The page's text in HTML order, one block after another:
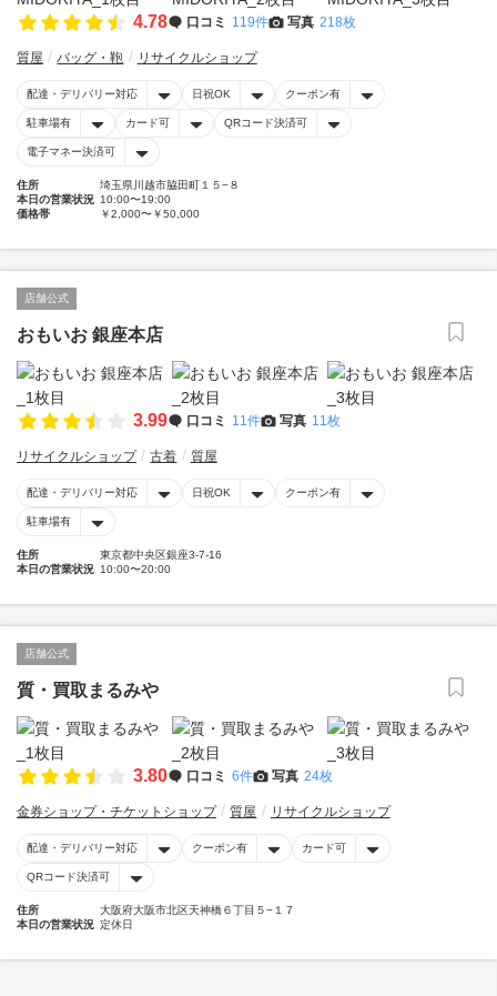
4.78 口コミ 119件 写真 218枚
質屋 バッグ・鞄 リサイクルショップ
配達・デリバリー対応 日祝OK クーポン有
駐車場有 カード可 QRコード決済可
電子マネー決済可
住所
埼玉県川越市脇田町１５−８
本日の営業状況 10:00〜19:00
価格帯
￥2,000〜￥50,000
店舗公式
おもいお 銀座本店
3.99 口コミ 11件 写真 11枚
リサイクルショップ 古着 質屋
配達・デリバリー対応 日祝OK クーポン有
駐車場有
住所
東京都中央区銀座3-7-16
本日の営業状況 10:00〜20:00
店舗公式
質・買取まるみや
3.80 口コミ 6件 写真 24枚
金券ショップ・チケットショップ 質屋 リサイクルショップ
配達・デリバリー対応 クーポン有 カード可
QRコード決済可
住所
大阪府大阪市北区天神橋６丁目５−１７
本日の営業状況 定休日